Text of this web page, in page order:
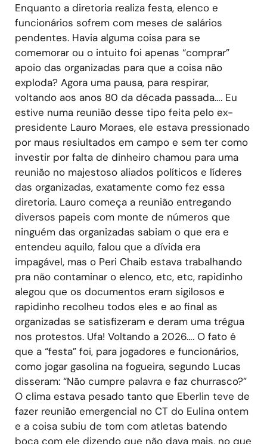
Enquanto a diretoria realiza festa, elenco e
funcionários sofrem com meses de salários
pendentes. Havia alguma coisa para se
comemorar ou o intuito foi apenas “comprar”
apoio das organizadas para que a coisa não
exploda? Agora uma pausa, para respirar,
voltando aos anos 80 da década passada…. Eu
estive numa reunião desse tipo feita pelo ex-
presidente Lauro Moraes, ele estava pressionado
por maus resiultados em campo e sem ter como
investir por falta de dinheiro chamou para uma
reunião no majestoso aliados políticos e líderes
das organizadas, exatamente como fez essa
diretoria. Lauro começa a reunião entregando
diversos papeis com monte de números que
ninguém das organizadas sabiam o que era e
entendeu aquilo, falou que a dívida era
impagável, mas o Peri Chaib estava trabalhando
pra não contaminar o elenco, etc, etc, rapidinho
alegou que os documentos eram sigilosos e
rapidinho recolheu todos eles e ao final as
organizadas se satisfizeram e deram uma trégua
nos protestos. Ufa! Voltando a 2026…. O fato é
que a “festa” foi, para jogadores e funcionários,
como jogar gasolina na fogueira, segundo Lucas
disseram: “Não cumpre palavra e faz churrasco?”
O clima estava pesado tanto que Eberlin teve de
fazer reunião emergencial no CT do Eulina ontem
e a coisa subiu de tom com atletas batendo
boca com ele dizendo que não dava mais, no que